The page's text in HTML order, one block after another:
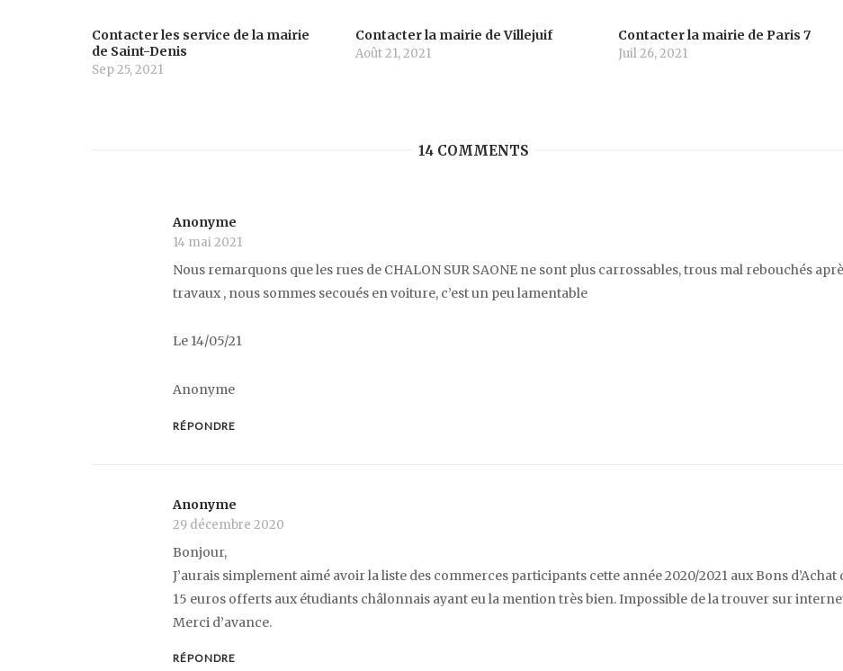
Contacter les service de la mairie
de Saint-Denis
Sep 25, 2021
Contacter la mairie de Villejuif
Août 21, 2021
Contacter la mairie de Paris 7
Juil 26, 2021
14 COMMENTS
Anonyme
14 mai 2021
Nous remarquons que les rues de CHALON SUR SAONE ne sont plus carrossables, trous mal rebouchés
travaux , nous sommes secoués en voiture, c’est un peu lamentable
Le 14/05/21
Anonyme
RÉPONDRE
Anonyme
29 décembre 2020
Bonjour,
J’aurais simplement aimé avoir la liste des commerces participants cette année 2020/2021 aux Bons d’Achat
15 euros offerts aux étudiants châlonnais ayant eu la mention très bien. Impossible de la trouver sur
Merci d’avance.
RÉPONDRE